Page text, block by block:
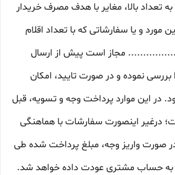
تعداد بالا، مغایر با هدف مصرف خریدار
و یا سفارشاتی که با تعداد اقلام
................. مجاز است پیش از ارسال
نموده و در صورت تایید، امکان
در این موارد پرداخت وجه و تسویه، قبل
درغیر اینصورت سفارشات با هماهنگی
واریز وجه، مبلغ پرداخت شده طی